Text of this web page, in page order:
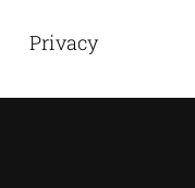
Privacy